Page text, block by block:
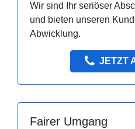
Wir sind Ihr seriöser
und bieten unseren
Abwicklung.
JETZT
Fairer Umgang